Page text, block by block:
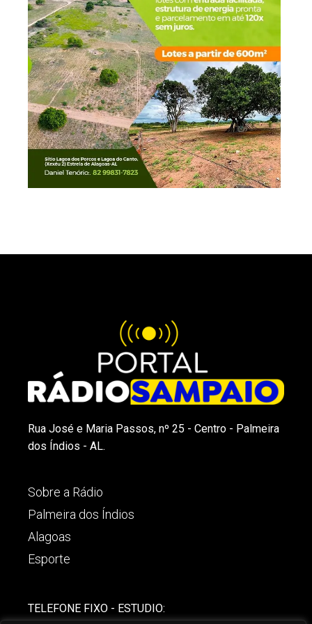
Rua José e Maria Passos, nº 25 - Centro - Palmeira
dos Índios - AL.
Sobre a Rádio
Palmeira dos Índios
Alagoas
Esporte
TELEFONE FIXO - ESTUDIO: